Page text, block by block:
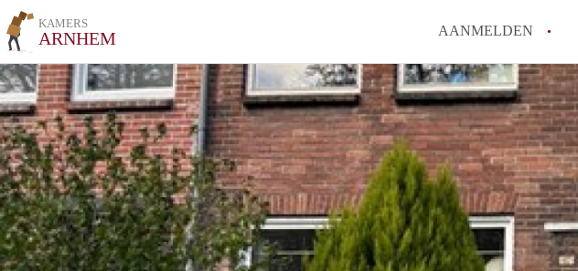
KAMERS
ARNHEM AANMELDEN